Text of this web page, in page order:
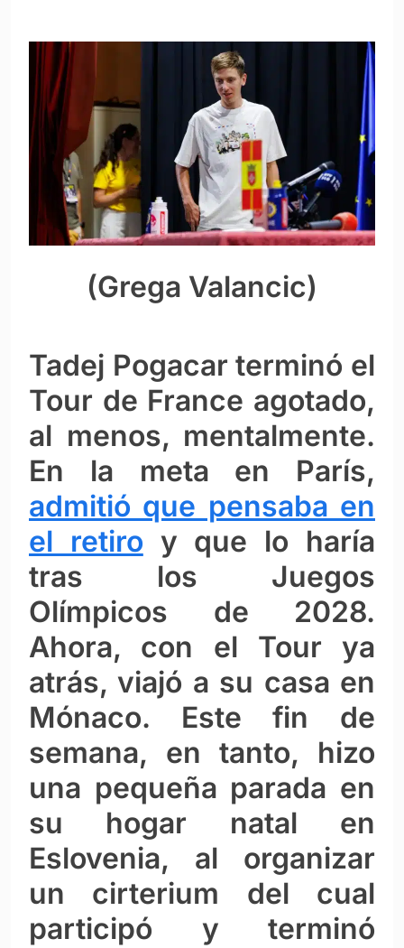
(Grega Valancic)
Tadej Pogacar terminó el
Tour de France agotado,
al menos, mentalmente.
En la meta en París,
admitió que pensaba en
el retiro y que lo haría
tras los Juegos
Olímpicos de 2028.
Ahora, con el Tour ya
atrás, viajó a su casa en
Mónaco. Este fin de
semana, en tanto, hizo
una pequeña parada en
su hogar natal en
Eslovenia, al organizar
un cirterium del cual
participó y terminó